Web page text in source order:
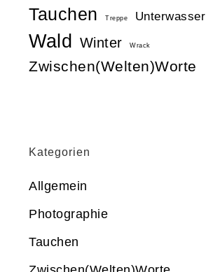
Tauchen
Treppe Unterwasser
Wald Winter Wrack
Zwischen(Welten)Worte
Kategorien
Allgemein
Photographie
Tauchen